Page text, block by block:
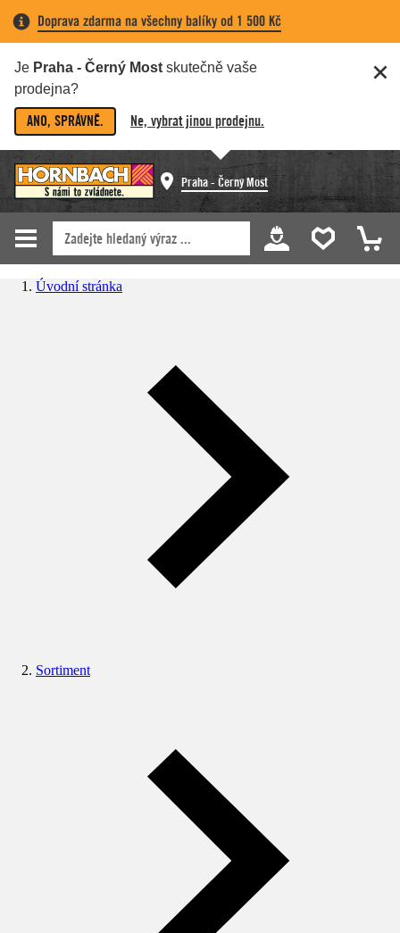
Doprava zdarma na všechny balíky od 1 500 Kč
Je Praha - Černý Most skutečně vaše
prodejna?
ANO, SPRÁVNĚ. Ne, vybrat jinou prodejnu.
Praha - Černý Most
Úvodní stránka
Sortiment